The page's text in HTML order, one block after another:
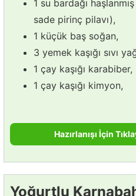
1 su bardağı
sade pirinç pilavı),
1 küçük baş soğan,
3 yemek kaşığı sıvı
1 çay kaşığı karabiber,
1 çay kaşığı kimyon,
Hazırlanışı İçin
Yoğurtlu